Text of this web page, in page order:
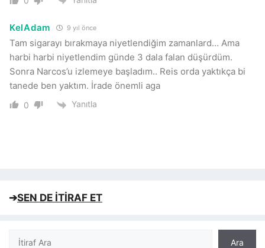
KelAdam 9 yıl önce
Tam sigarayı bırakmaya niyetlendiğim zamanlard… Ama
harbi harbi niyetlendim günde 3 dala falan düşürdüm.
Sonra Narcos’u izlemeye başladım.. Reis orda yaktıkça bi
tanede ben yaktım. İrade önemli aga
0 Yanıtla
➔SEN DE İTİRAF ET
Ara
Ara